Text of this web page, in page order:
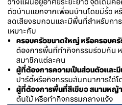
วางแผนอยู่อาศัยระยะยาว จุดเด่นคื
ตัวบ้านแยกจากเพื่อนบ้านโดยมีรั้ว
ลดเสียงรบกวนและมีพื้นที่สำหรับกา
เหมาะกับ
ครอบครัวขนาดใหญ่ หรือครอบครั
ต้องการพื้นที่ทำกิจกรรมร่วมกัน
สมาชิกแต่ละคน
ผู้ที่ต้องการความเป็นส่วนตัวและ
ปาร์ตี้หรือกิจกรรมสันทนาการได้
ผู้ที่ต้องการพื้นที่สีเขียว สนามหญ้า
ต้นไม้ หรือทำกิจกรรมกลางแจ้ง